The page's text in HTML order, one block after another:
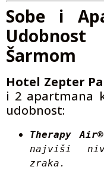
Sobe i
Šarmom
Hotel Zepter
i 2 apartmana
udobnost:
Therapy
najviši
zraka.